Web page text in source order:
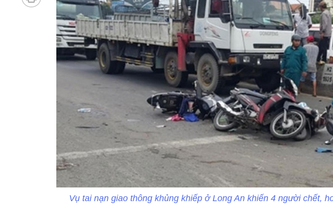
Vụ tai nạn giao thông khủng khiếp ở Long An khiến 4 người chết,